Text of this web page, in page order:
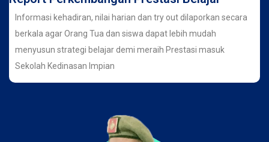
Informasi kehadiran, nilai harian dan try out dilaporkan secara
berkala agar Orang Tua dan siswa dapat lebih mudah
menyusun strategi belajar demi meraih Prestasi masuk
Sekolah Kedinasan Impian